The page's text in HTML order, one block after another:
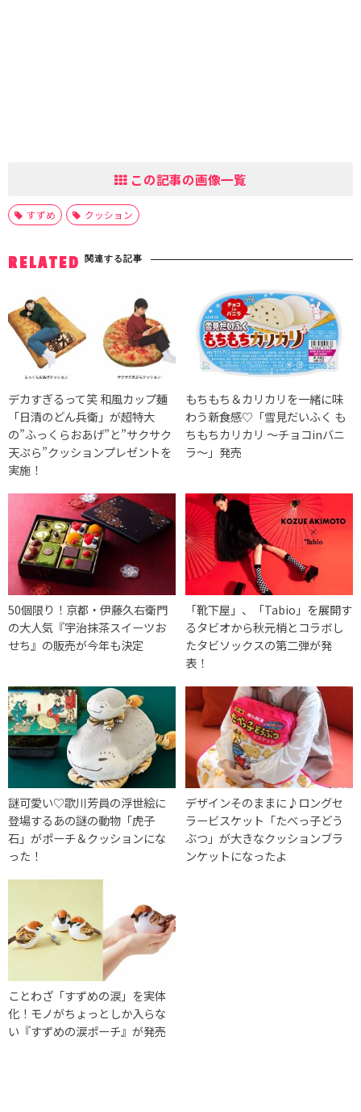
この記事の画像一覧
すずめ クッション
RELATED 関連する記事
デカすぎるって笑 和風カップ麺
「日清のどん兵衛」が超特大
の”ふっくらおあげ”と”サクサク
天ぷら”クッションプレゼントを
実施！
もちもち＆カリカリを一緒に味
わう新食感♡「雪見だいふく も
ちもちカリカリ ～チョコinバニ
ラ～」発売
50個限り！京都・伊藤久右衛門
の大人気『宇治抹茶スイーツお
せち』の販売が今年も決定
「靴下屋」、「Tabio」を展開す
るタビオから秋元梢とコラボし
たタビソックスの第二弾が発
表！
謎可愛い♡歌川芳員の浮世絵に
登場するあの謎の動物「虎子
石」がポーチ＆クッションにな
った！
デザインそのままに♪ロングセ
ラービスケット「たべっ子どう
ぶつ」が大きなクッションブラ
ンケットになったよ
ことわざ「すずめの涙」を実体
化！モノがちょっとしか入らな
い『すずめの涙ポーチ』が発売